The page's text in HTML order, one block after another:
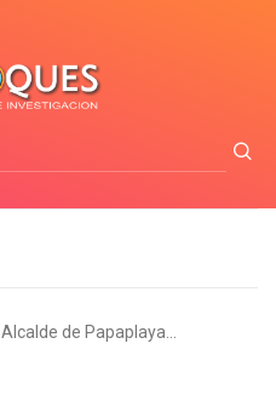
Alcalde de Papaplaya…